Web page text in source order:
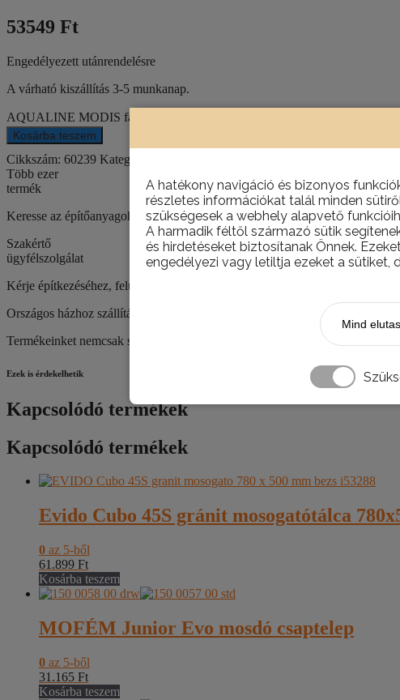
A hatékony navigáció és bizonyos
részletes információkat talál minden
szükségesek a webhely alapvető
A harmadik féltől származó sütik
és hirdetéseket biztosítanak Önnek.
engedélyezi vagy letiltja ezeket a sütiket,
Mind
53549 Ft
Engedélyezett utánrendelésre
A várható kiszállítás 3-5 munkanap.
AQUALINE MODIS fali WC, 51x35,6cm mennyiség
Kosárba teszem
Cikkszám: 60239 Kategóriák:
Több ezer
termék
Keresse az építőanyagokat, csempéket, szanitereket, barkácstermékeket
Szakértő
ügyfélszolgálat
Kérje építkezéséhez, felújításához szaktanácsadóink segítségét!
Országos házhoz szállítás
Termékeinket nemcsak személyesen, telephelyünkön van lehetőség átvenni,
Ezek is érdekelhetik
Kapcsolódó termékek
Kapcsolódó termékek
Evido Cubo 45S gránit mosogatótálca
0 az 5-ből
61.899 Ft
Kosárba teszem
MOFÉM Junior Evo mosdó csaptelep
0 az 5-ből
31.165 Ft
Kosárba teszem